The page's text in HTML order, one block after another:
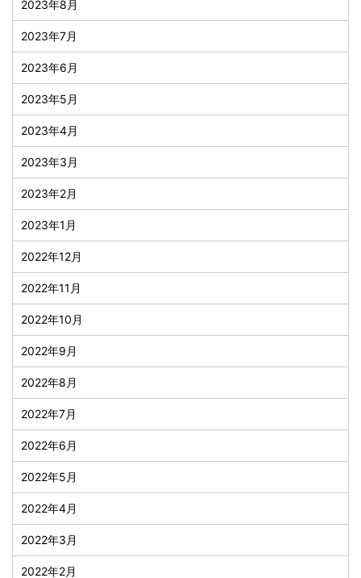
2023年8月
2023年7月
2023年6月
2023年5月
2023年4月
2023年3月
2023年2月
2023年1月
2022年12月
2022年11月
2022年10月
2022年9月
2022年8月
2022年7月
2022年6月
2022年5月
2022年4月
2022年3月
2022年2月